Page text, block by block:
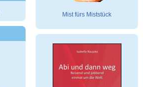
Mist fürs Miststück